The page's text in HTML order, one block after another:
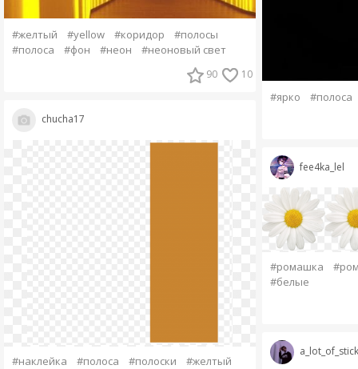
#желтый #yellow #коридор
#полосы
#полоса
#фон #неон #неоновый свет
90 10
chucha17
#наклейка #полоса #полоски #желтый
#ярко #полоса
fee4ka_lel
#ромашка
#белые